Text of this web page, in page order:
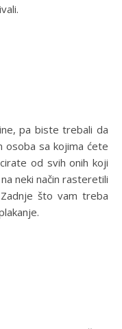
pa biste trebali da
osoba sa kojima ćete
od svih onih koji
neki način rasteretili
što vam treba